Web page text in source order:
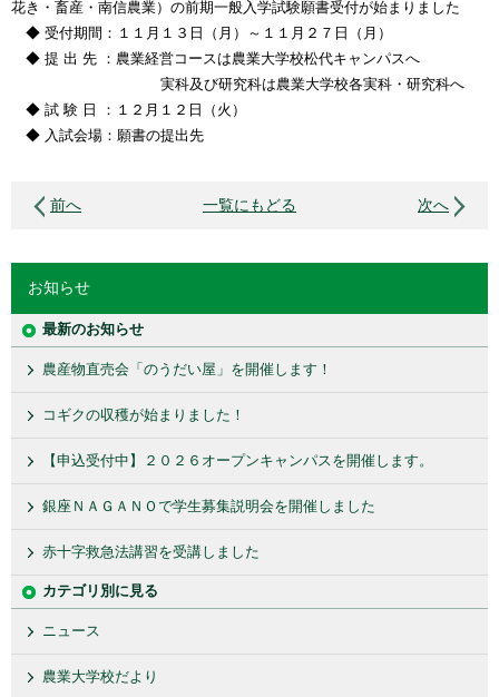
花き・畜産・南信農業）の前期一般入学試験願書受付が始まりました
◆ 受付期間：１１月１３日（月）～１１月２７日（月）
◆ 提 出 先 ：農業経営コースは農業大学校松代キャンパスへ
実科及び研究科は農業大学校各実科・研究科へ
◆ 試 験 日 ：１２月１２日（火）
◆ 入試会場：願書の提出先
前へ 一覧にもどる 次へ
お知らせ
最新のお知らせ
農産物直売会「のうだい屋」を開催します！
コギクの収穫が始まりました！
【申込受付中】２０２６オープンキャンパスを開催します。
銀座ＮＡＧＡＮＯで学生募集説明会を開催しました
赤十字救急法講習を受講しました
カテゴリ別に見る
ニュース
農業大学校だより